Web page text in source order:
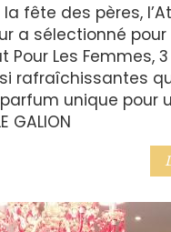
fête des pères,
a sélectionné pour
Pour Les Femmes, 3
rafraîchissantes
unique pour
GALION